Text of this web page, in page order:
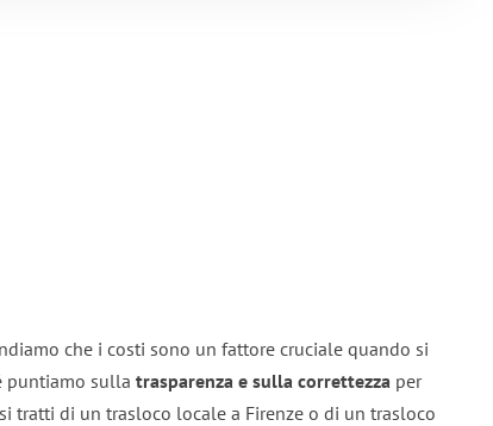
che i costi sono un fattore cruciale quando si
puntiamo sulla trasparenza e sulla correttezza per
tratti di un trasloco locale a Firenze o di un trasloco